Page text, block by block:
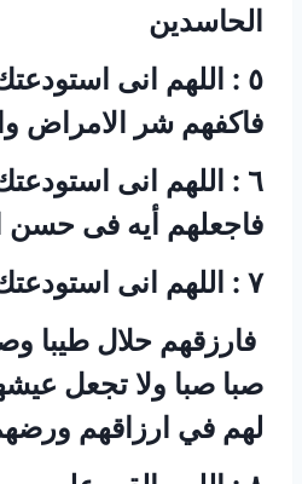
الحاسدين
‏٥ : اللهم انى
فاكفهم شر الامراض
‏٦ : اللهم انى
فاجعلهم أيه فى حسن
فارزقهم حلال طيبا
صبا صبا ولا تجعل
لهم في ارزاقهم